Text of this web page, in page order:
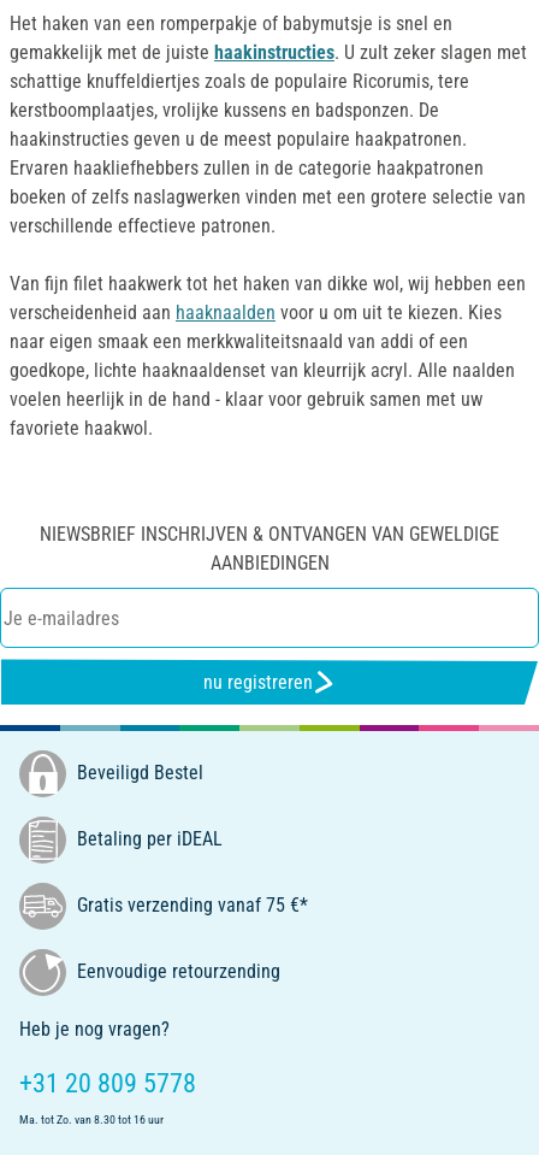
Het haken van een romperpakje of babymutsje is snel en
gemakkelijk met de juiste haakinstructies. U zult zeker slagen met
schattige knuffeldiertjes zoals de populaire Ricorumis, tere
kerstboomplaatjes, vrolijke kussens en badsponzen. De
haakinstructies geven u de meest populaire haakpatronen.
Ervaren haakliefhebbers zullen in de categorie haakpatronen
boeken of zelfs naslagwerken vinden met een grotere selectie van
verschillende effectieve patronen.
Van fijn filet haakwerk tot het haken van dikke wol, wij hebben een
verscheidenheid aan haaknaalden voor u om uit te kiezen. Kies
naar eigen smaak een merkkwaliteitsnaald van addi of een
goedkope, lichte haaknaaldenset van kleurrijk acryl. Alle naalden
voelen heerlijk in de hand - klaar voor gebruik samen met uw
favoriete haakwol.
NIEWSBRIEF INSCHRIJVEN & ONTVANGEN VAN GEWELDIGE
AANBIEDINGEN
nu registreren
Beveiligd Bestel
Betaling per iDEAL
Gratis verzending vanaf 75 €*
Eenvoudige retourzending
Heb je nog vragen?
+31 20 809 5778
Ma. tot Zo. van 8.30 tot 16 uur